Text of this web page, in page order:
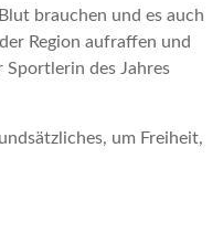
brauchen und es auch
Region aufraffen und
Sportlerin des Jahres
um Freiheit,